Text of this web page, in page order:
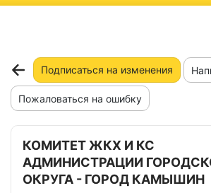
Подписаться на изменения
Пожаловаться на ошибку
КОМИТЕТ ЖКХ И КС
АДМИНИСТРАЦИИ
ОКРУГА - ГОРОД КАМЫШИН